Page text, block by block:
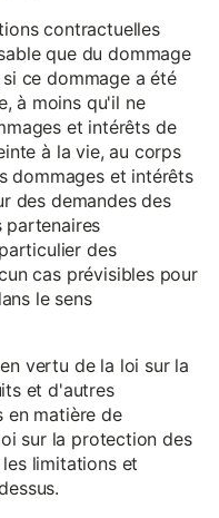
contractuelles
que du dommage
ce dommage a été
à moins qu'il ne
et intérêts de
à la vie, au corps
dommages et intérêts
des demandes des
partenaires
des
cas prévisibles pour
le sens
vertu de la loi sur la
et d'autres
en matière de
sur la protection des
limitations et